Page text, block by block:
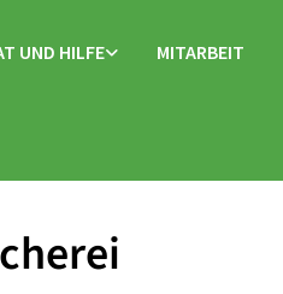
UND HILFE MITARBEIT